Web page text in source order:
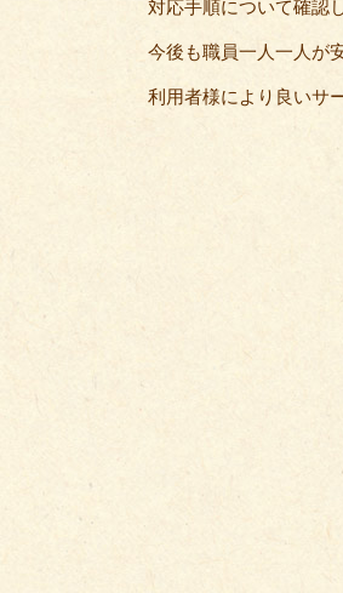
対応手順について確認
今後も職員一人一人が
利用者様により良いサ